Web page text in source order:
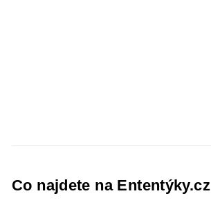
Co najdete na Ententýky.cz